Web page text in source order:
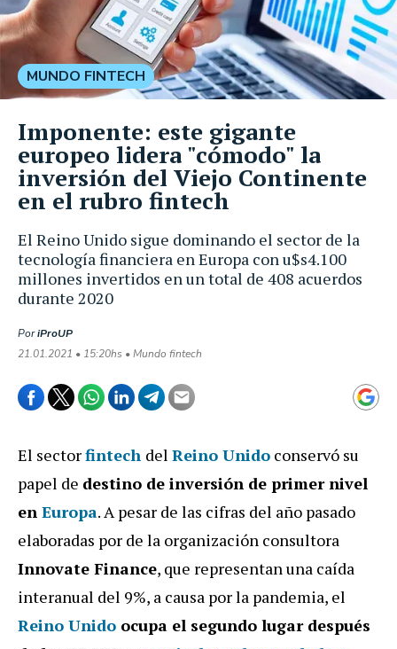
El Reino Unido sigue dominando el sector de la
tecnología financiera en Europa con u$s4.100
millones invertidos en un total de 408 acuerdos
durante 2020
PoriProUP
21.01.2021 • 15:20hs • Mundo fintech
MUNDO FINTECH
Imponente: este gigante
europeo lidera "cómodo" la
inversión del Viejo Continente
en el rubro fintech
El sectorfintech del Reino Unido conservó su
papel de destino de inversión de primer nivel
en Europa. A pesar de las cifras del año pasado
elaboradas por de la organización consultora
Innovate Finance, que representan una caída
interanual del 9%, a causa por la pandemia, el
Reino Unido ocupa el segundo lugar después